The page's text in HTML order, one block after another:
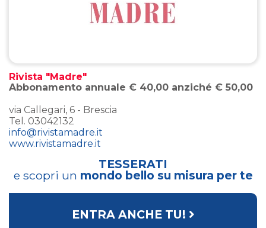
Rivista "Madre"
Abbonamento annuale € 40,00 anziché € 50,00
via Callegari, 6 - Brescia
Tel. 03042132
info@rivistamadre.it
www.rivistamadre.it
TESSERATI
e scopri un mondo bello su misura per te
ENTRA ANCHE TU!